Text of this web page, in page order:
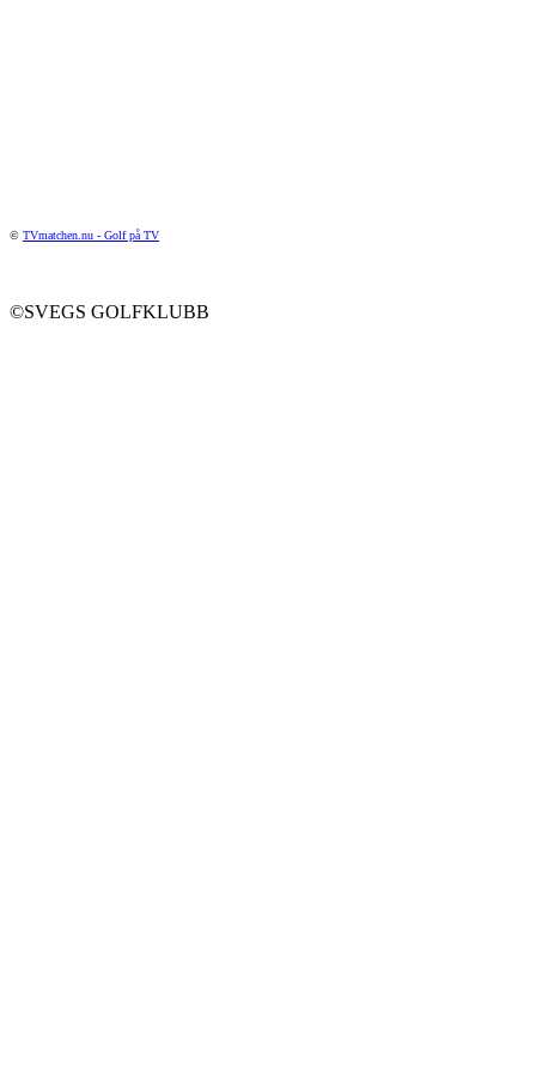
© TVmatchen.nu - Golf på TV
©SVEGS GOLFKLUBB